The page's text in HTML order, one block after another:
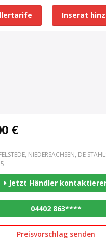
Inserat
€
NIEDERSACHSEN, DE
Jetzt Händler
04402 863****
Preisvorschlag senden